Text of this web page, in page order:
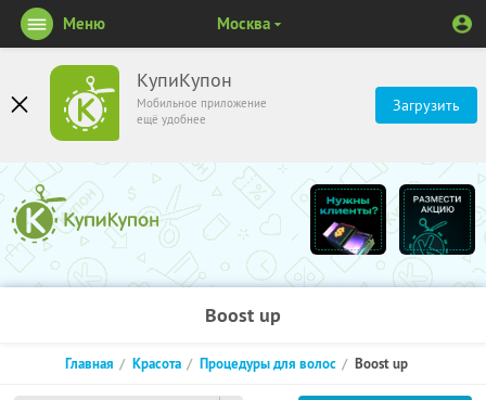
КупиКупон
Мобильное приложение
ещё удобнее
Загрузить
Меню Москва
Boost up
Главная Красота Процедуры для волос Boost up